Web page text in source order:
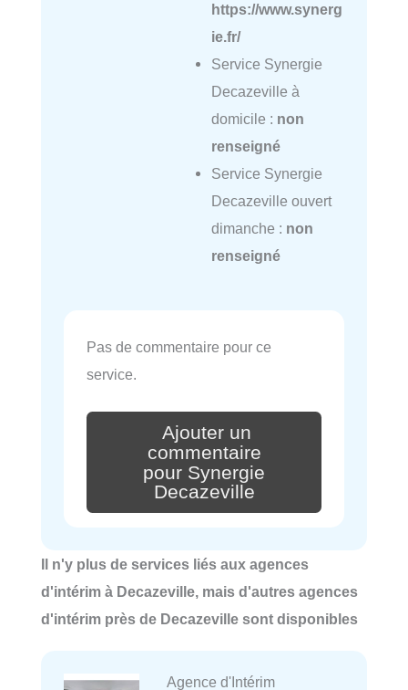
https://www.synerg
ie.fr/
Service Synergie
Decazeville à
domicile : non
renseigné
Service Synergie
Decazeville ouvert
dimanche : non
renseigné
Pas de commentaire pour ce
service.
Ajouter un
commentaire
pour Synergie
Decazeville
Il n'y plus de services liés aux agences
d'intérim à Decazeville, mais d'autres agences
d'intérim près de Decazeville sont disponibles
Agence d'Intérim